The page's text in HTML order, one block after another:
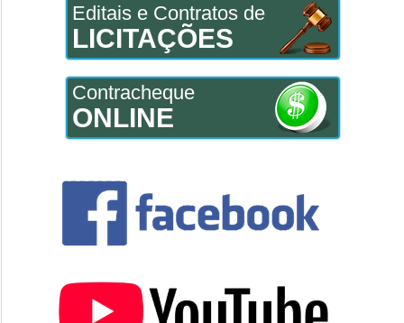
Editais e Contratos de
LICITAÇÕES
Contracheque
ONLINE